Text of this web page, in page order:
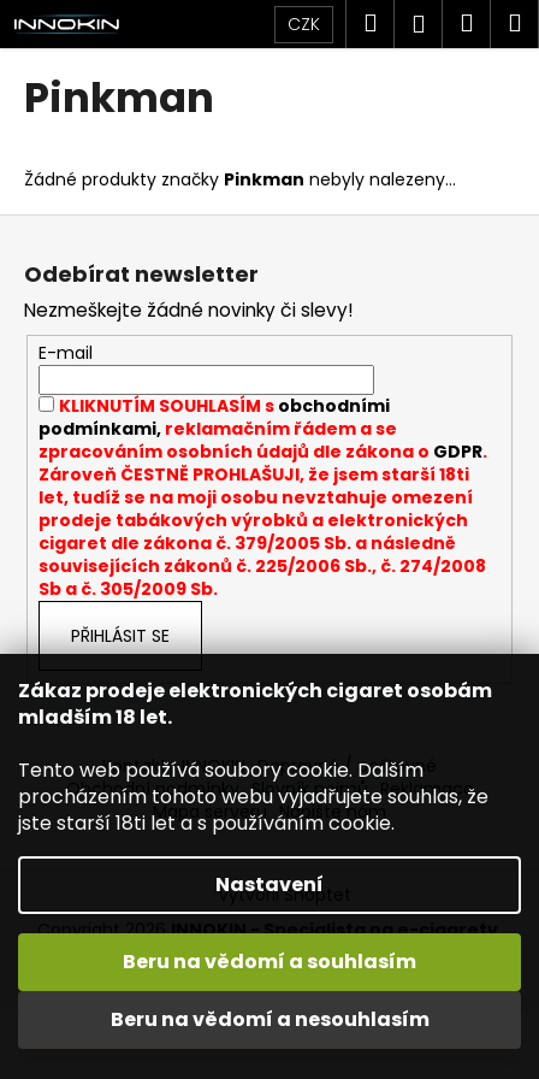
Zákaz prodeje elektronických cigaret osobám
mladším 18 let.
Tento web používá soubory cookie. Dalším
procházením tohoto webu vyjadřujete souhlas, že
jste starší 18ti let a s používáním cookie.
Nastavení
Beru na vědomí a nesouhlasím
Beru na vědomí a souhlasím
Přejít
na
obsah
Vítejte ve světě INNOKIN. Nabízíme Vám to nejlepší ze světa
vapingu. DORUČENÍ ZDARMA nad 1000,- kč / 50 EURO!
CZK Hledat
Pinkman
Žádné produkty značky Pinkman nebyly nalezeny...
K
o
o
p
o
t
ř
e
b
e
e
n
a
í
t
?
HLEDAT
D
u
Z
Odebírat newsletter
Nezmeškejte žádné novinky či slevy!
E-mail
KLIKNUTÍM SOUHLASÍM s obchodními
podmínkami,reklamačním řádem a se
zpracováním osobních údajů dle zákona o GDPR.
Zároveň ČESTNĚ PROHLAŠUJI, že jsem starší 18ti
let, tudíž se na moji osobu nevztahuje omezení
prodeje tabákových výrobků a elektronických
cigaret dle zákona č. 379/2005 Sb. a následně
souvisejících zákonů č. 225/2006 Sb., č. 274/2008
Sb a č. 305/2009 Sb.
PŘIHLÁSIT SE
Kontakty INNOKIN Dopravné / poštovné
Obchodní podmínky Slovník pojmů Reklamace
Mapa serveru
Napište nám
Vytvořil Shoptet
Copyright 2026INNOKIN - Specialista na e-cigarety.
Všechna práva vyhrazena.Upravit nastavení cookies